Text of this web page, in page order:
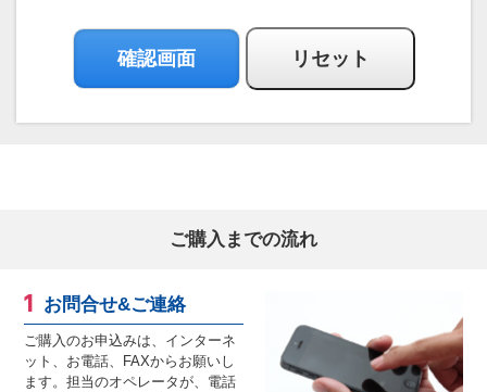
ご購入までの流れ
お問合せ&ご連絡
ご購入のお申込みは、インターネ
ット、お電話、FAXからお願いし
ます。担当のオペレータが、電話